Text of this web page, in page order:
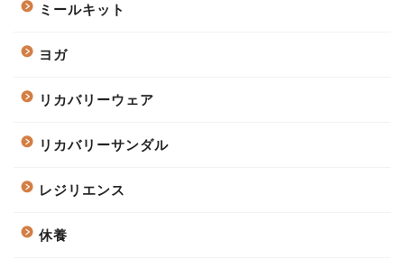
ミールキット
ヨガ
リカバリーウェア
リカバリーサンダル
レジリエンス
休養